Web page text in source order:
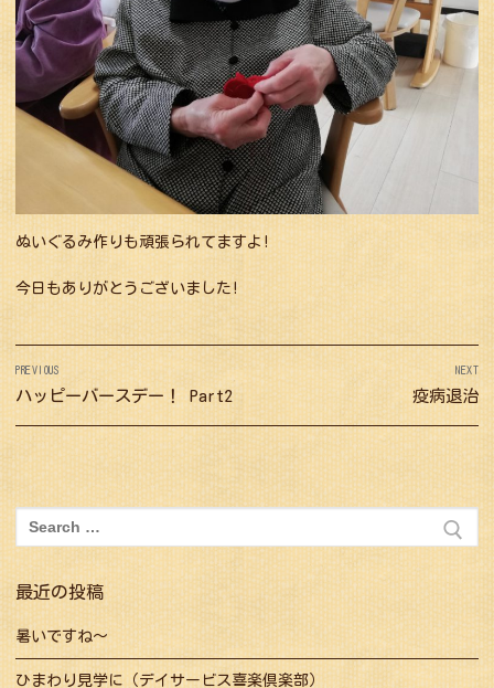
ぬいぐるみ作りも頑張られてますよ!
今日もありがとうございました!
投
稿
ナ
ビ
ゲ
ー
シ
ョ
ン
PREVIOUS
Previous
post:
ハッピーバースデー！ Part2
NEXT
Next
post:
疫病退治
検
索:
最近の投稿
暑いですね～
ひまわり見学に（デイサービス喜楽倶楽部）